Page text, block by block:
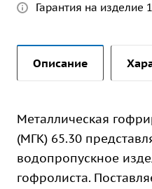
Гарантия на изделие
Описание
Металлическая
(МГК) 65.30
водопропускное
гофролиста.